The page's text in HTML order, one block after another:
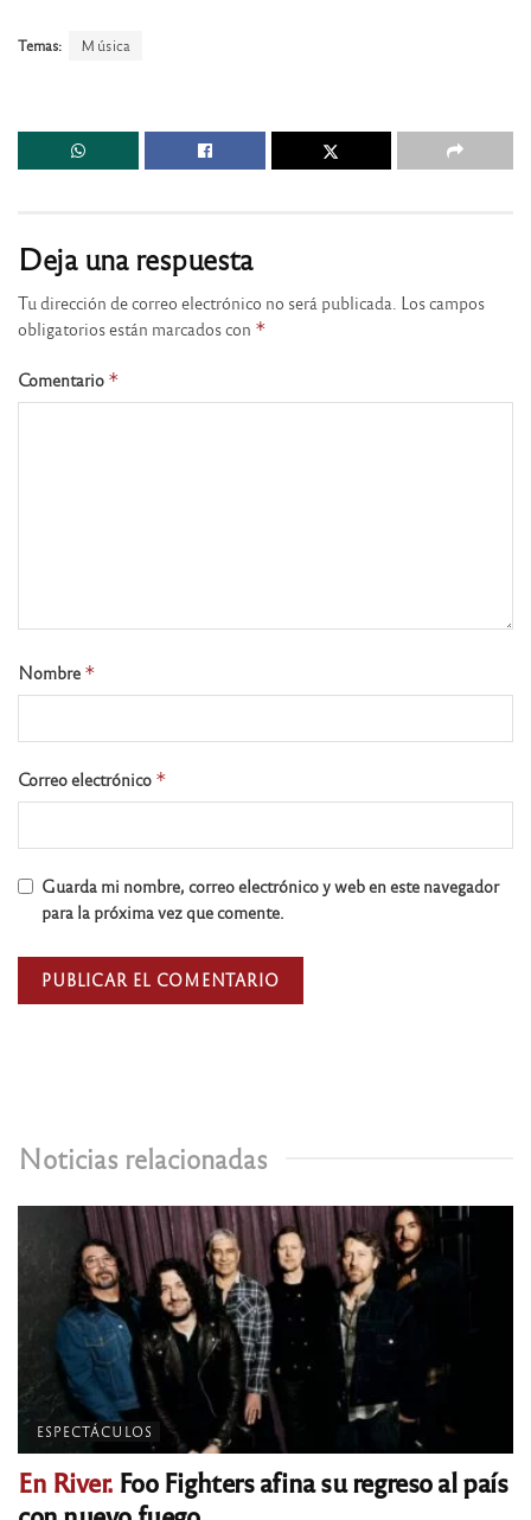
Temas: Música
Noticias relacionadas
ESPECTÁCULOS
En River. Foo Fighters afina su regreso al país
Deja una respuesta
Tu dirección de correo electrónico no será publicada. Los campos
obligatorios están marcados con *
Comentario *
Nombre *
Correo electrónico *
Guarda mi nombre, correo electrónico y web en este navegador
para la próxima vez que comente.